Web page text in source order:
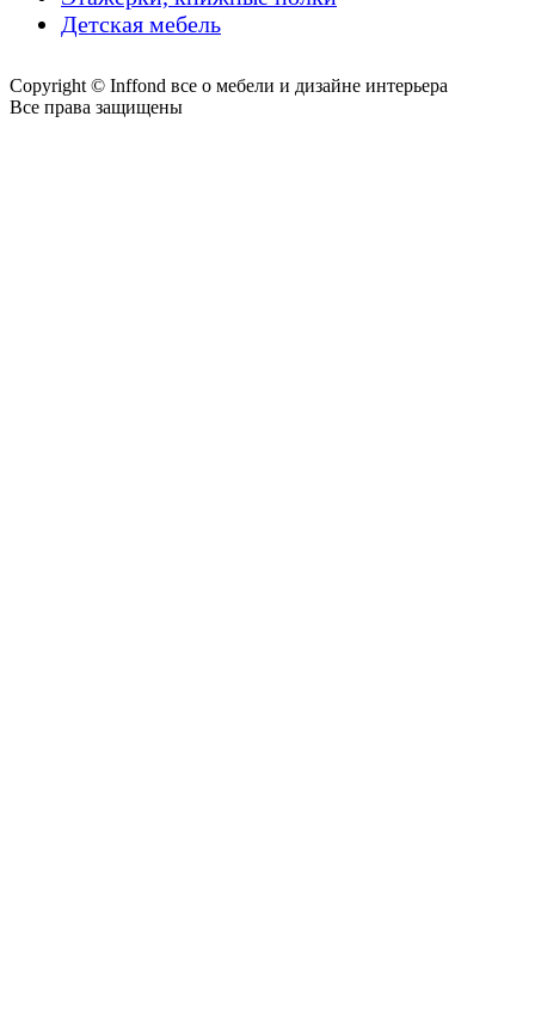
Детская мебель
Copyright © Inffond все о мебели и дизайне интерьера
Все права защищены